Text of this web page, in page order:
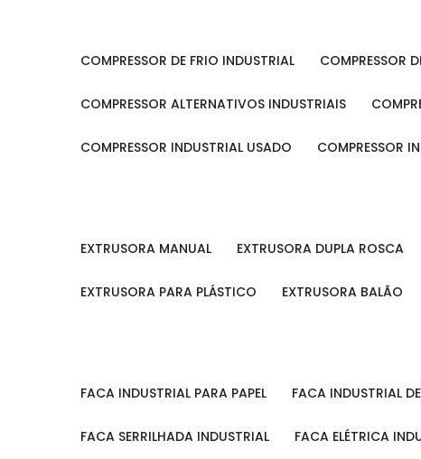
COMPRESSOR DE FRIO INDUSTRIAL COMPRESSOR
COMPRESSOR ALTERNATIVOS INDUSTRIAIS
COMPRESSOR INDUSTRIAL USADO COMPRESSOR
EXTRUSORA MANUAL EXTRUSORA DUPLA ROSCA
EXTRUSORA PARA PLÁSTICO EXTRUSORA BALÃO
FACA INDUSTRIAL PARA PAPEL FACA INDUSTRIAL
FACA SERRILHADA INDUSTRIAL FACA ELÉTRICA